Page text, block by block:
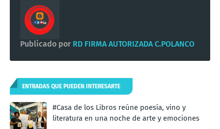
Publicado por RD FIRMA AUTORIZADA C.POLANCO
ENTRADAS QUE PUEDEN INTERESARTE
#Casa de los Libros reúne poesía, vino y
literatura en una noche de arte y emociones